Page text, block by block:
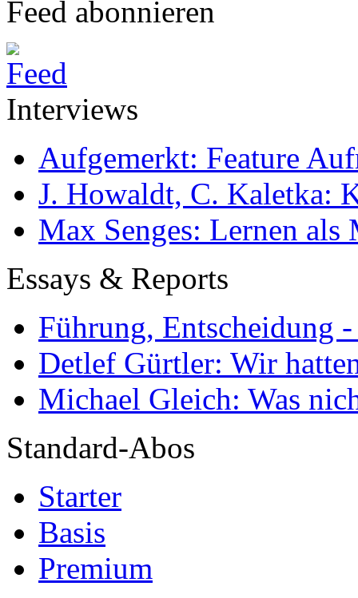
Feed abonnieren
Interviews
Aufgemerkt: Feature
J. Howaldt, C. Kaletka:
Max Senges: Lernen als
Essays & Reports
Führung, Entscheidung
Detlef Gürtler: Wir
Michael Gleich: Was
Standard-Abos
Starter
Basis
Premium